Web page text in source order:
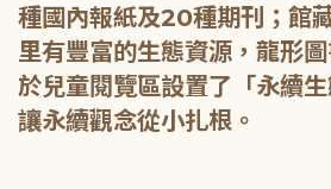
種國內報紙及20種期刊；館
里有豐富的生態資源，龍形
於兒童閱覽區設置了「永續生